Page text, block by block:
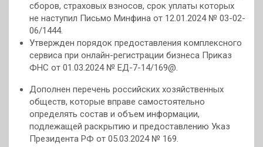
сборов, страховых взносов, срок уплаты которых
не наступил Письмо Минфина от 12.01.2024 № 03-02-
06/1444.
Утвержден порядок предоставления комплексного
сервиса при онлайн-регистрации бизнеса Приказ
ФНС от 01.03.2024 № ЕД-7-14/169@.
Дополнен перечень российских хозяйственных
обществ, которые вправе самостоятельно
определять состав и объем информации,
подлежащей раскрытию и предоставлению Указ
Президента РФ от 05.03.2024 № 169.